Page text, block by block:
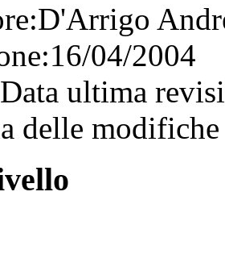
D'Arrigo
16/04/2004
Data ultima
delle